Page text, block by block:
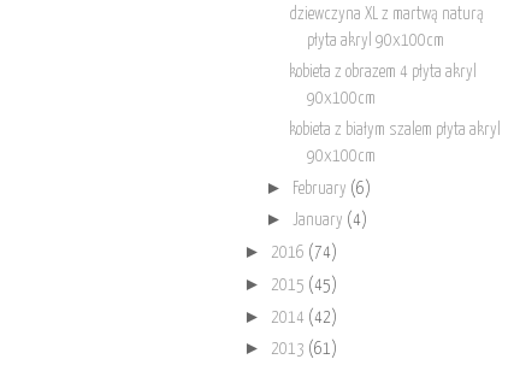
dziewczyna XL z martwą naturą
płyta akryl 90x100cm
kobieta z obrazem 4 płyta akryl
90x100cm
kobieta z białym szalem płyta akryl
90x100cm
► February (6)
► January (4)
► 2016 (74)
► 2015 (45)
► 2014 (42)
► 2013 (61)